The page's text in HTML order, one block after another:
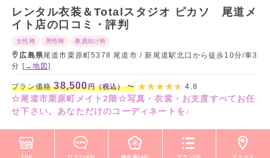
レンタル衣装＆Totalスタジオ ピカソ 尾道メ
イト店の口コミ・評判
女性袴 男性袴 教員向け袴
広島県尾道市栗原町5378 尾道市 / 新尾道駅北口から徒歩10分/車3
分 [→地図]
プラン価格38,500円（税込）〜 4.8
☆尾道市栗原町メイト2階☆写真・衣裳・お支度すべてお任
せ下さい。あなただけのコーディネートを♪
TOP 口コミ(48) 袴衣装(44) プラン(3) アクセス